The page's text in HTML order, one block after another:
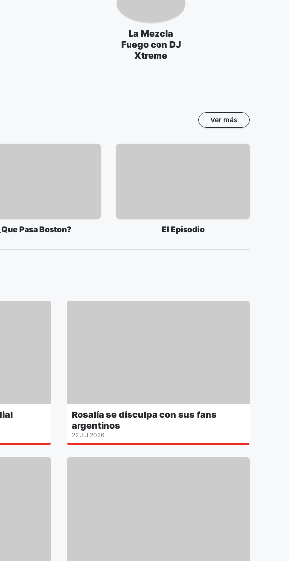
La Mezcla
Fuego con DJ
Xtreme
Ver más
Pasa Boston? El Episodio
Rosalía se disculpa con sus fans
argentinos
22 Jul 2026